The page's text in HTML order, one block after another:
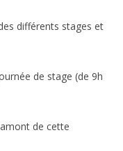
différents stages et
de stage (de 9h
de cette